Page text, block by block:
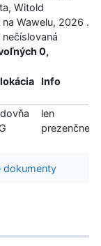
Witold
Wawelu, 2026 .
0,
Info
len
prezenčne
dokumenty